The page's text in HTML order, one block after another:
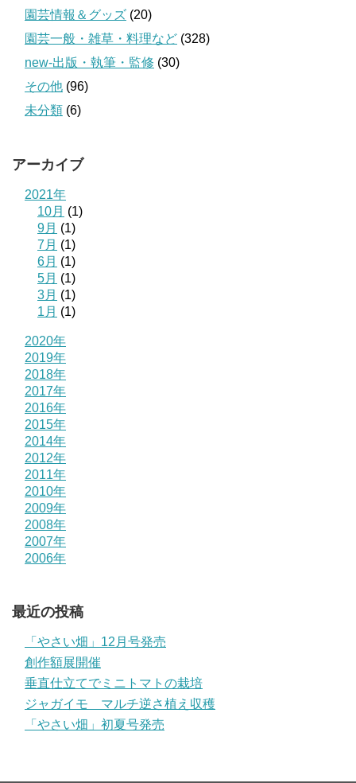
園芸情報＆グッズ (20)
園芸一般・雑草・料理など (328)
new-出版・執筆・監修 (30)
その他 (96)
未分類 (6)
アーカイブ
2021年
10月 (1)
9月 (1)
7月 (1)
6月 (1)
5月 (1)
3月 (1)
1月 (1)
2020年
2019年
2018年
2017年
2016年
2015年
2014年
2012年
2011年
2010年
2009年
2008年
2007年
2006年
最近の投稿
「やさい畑」12月号発売
創作額展開催
垂直仕立てでミニトマトの栽培
ジャガイモ マルチ逆さ植え収穫
「やさい畑」初夏号発売